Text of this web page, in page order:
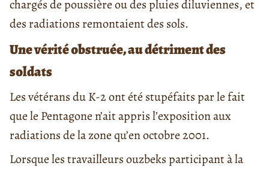
chargés de poussière ou des pluies diluviennes, et
des radiations remontaient des sols.
Une vérité obstruée, au détriment des
soldats
Les vétérans du K-2 ont été stupéfaits par le fait
que le Pentagone n’ait appris l’exposition aux
radiations de la zone qu’en octobre 2001.
Lorsque les travailleurs ouzbeks participant à la